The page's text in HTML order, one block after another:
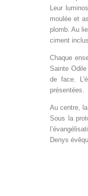
Leur
moulée et
plomb. Au
ciment
Chaque
Sainte
de face.
présentées.
Au centre,
Sous la
Denys